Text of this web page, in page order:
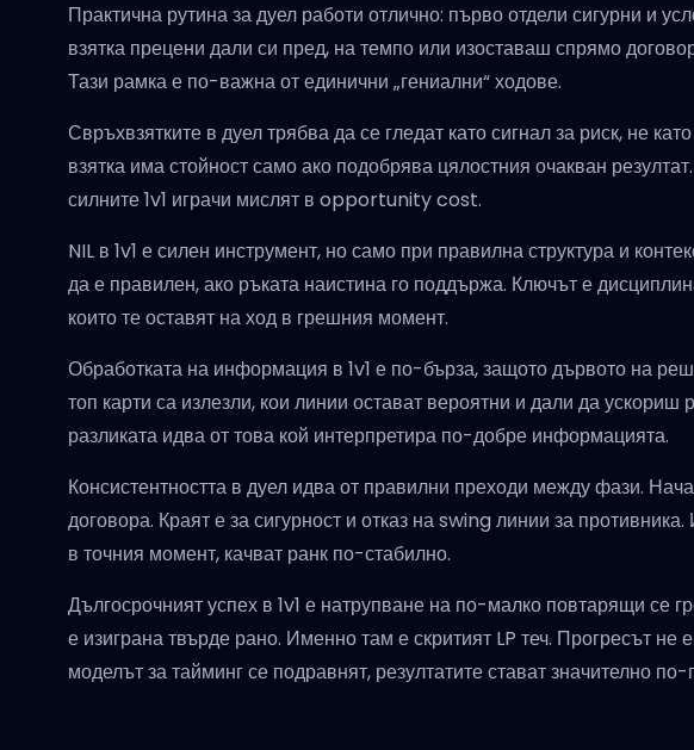
Практична рутина за дуел работи отлично: първо отдели сигурни и
взятка прецени дали си пред, на темпо или изоставаш спрямо
Тази рамка е по-важна от единични „гениални“ ходове.
Свръхвзятките в дуел трябва да се гледат като сигнал за риск, не
взятка има стойност само ако подобрява цялостния очакван
силните 1v1 играчи мислят в opportunity cost.
NIL в 1v1 е силен инструмент, но само при правилна структура и
да е правилен, ако ръката наистина го поддържа. Ключът е
които те оставят на ход в грешния момент.
Обработката на информация в 1v1 е по-бърза, защото дървото на
топ карти са излезли, кои линии остават вероятни и дали да
разликата идва от това кой интерпретира по-добре информацията.
Консистентността в дуел идва от правилни преходи между фази.
договора. Краят е за сигурност и отказ на swing линии за
в точния момент, качват ранк по-стабилно.
Дългосрочният успех в 1v1 е натрупване на по-малко повтарящи се
е изиграна твърде рано. Именно там е скритият LP теч. Прогресът
моделът за тайминг се подравнят, резултатите стават значително